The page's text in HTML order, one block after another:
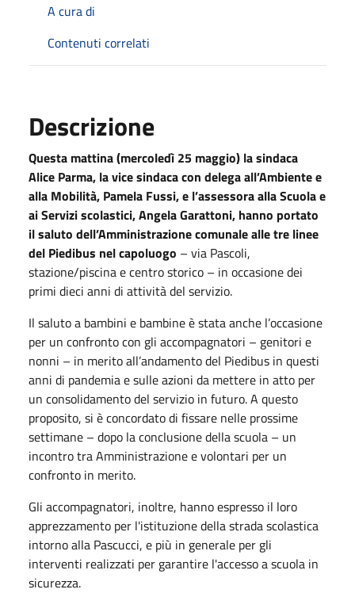
A cura di
Contenuti correlati
Descrizione
Questa mattina (mercoledì 25 maggio) la sindaca
Alice Parma, la vice sindaca con delega all’Ambiente e
alla Mobilità, Pamela Fussi, e l’assessora alla Scuola e
ai Servizi scolastici, Angela Garattoni, hanno portato
il saluto dell’Amministrazione comunale alle tre linee
del Piedibus nel capoluogo – via Pascoli,
stazione/piscina e centro storico – in occasione dei
primi dieci anni di attività del servizio.
Il saluto a bambini e bambine è stata anche l’occasione
per un confronto con gli accompagnatori – genitori e
nonni – in merito all’andamento del Piedibus in questi
anni di pandemia e sulle azioni da mettere in atto per
un consolidamento del servizio in futuro. A questo
proposito, si è concordato di fissare nelle prossime
settimane – dopo la conclusione della scuola – un
incontro tra Amministrazione e volontari per un
confronto in merito.
Gli accompagnatori, inoltre, hanno espresso il loro
apprezzamento per l'istituzione della strada scolastica
intorno alla Pascucci, e più in generale per gli
interventi realizzati per garantire l'accesso a scuola in
sicurezza.